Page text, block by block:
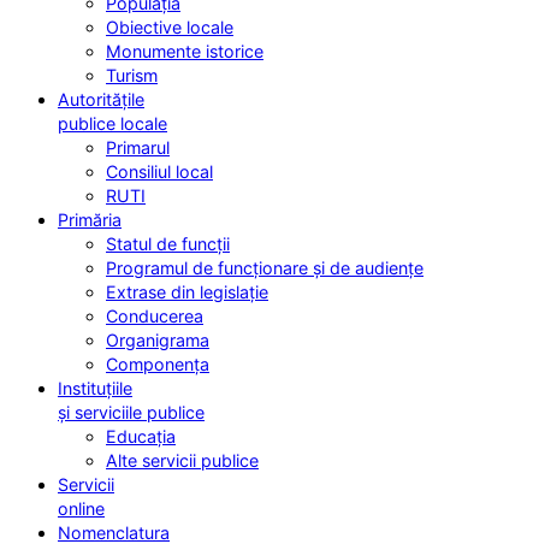
Obiective locale
Monumente istorice
Turism
Autoritățile
publice locale
Primarul
Consiliul local
RUTI
Primăria
Statul de funcții
Programul de funcționare și de audiențe
Extrase din legislație
Conducerea
Organigrama
Componența
Instituțiile
și serviciile publice
Educația
Alte servicii publice
Servicii
online
Nomenclatura